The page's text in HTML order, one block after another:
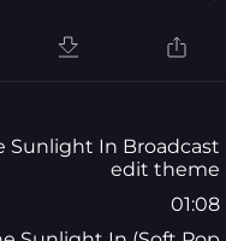
Sunlight In Broadcast
edit theme
01:08